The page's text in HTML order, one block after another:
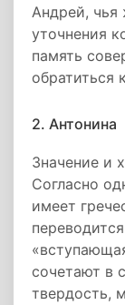
Андрей, чья
уточнения
память
обратиться
2. Антонина
Значение и
Согласно
имеет
сочетают в
твердость,